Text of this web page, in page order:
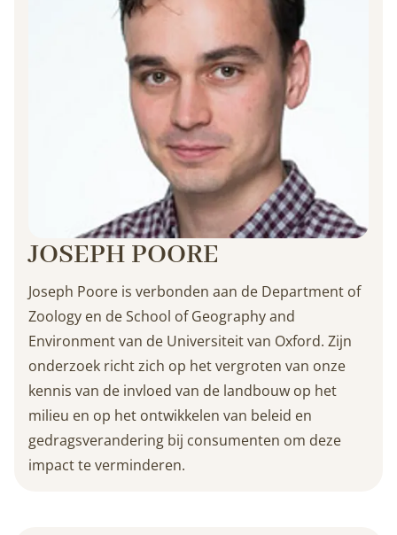
JOSEPH POORE
Joseph Poore is verbonden aan de Department of
Zoology en de School of Geography and
Environment van de Universiteit van Oxford. Zijn
onderzoek richt zich op het vergroten van onze
kennis van de invloed van de landbouw op het
milieu en op het ontwikkelen van beleid en
gedragsverandering bij consumenten om deze
impact te verminderen.